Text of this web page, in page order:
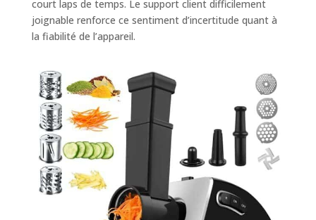
court laps de temps. Le support client difficilement
joignable renforce ce sentiment d’incertitude quant à
la fiabilité de l’appareil.